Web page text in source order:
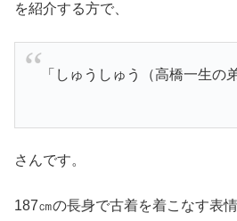
を紹介する方で、
「しゅうしゅう（高橋一生の
さんです。
187㎝の長身で古着を着こなす表